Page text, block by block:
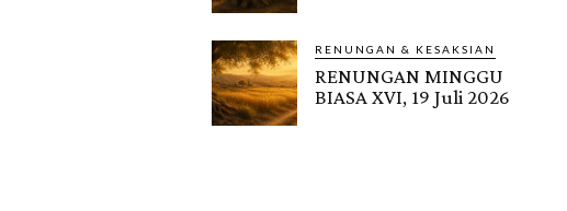
RENUNGAN & KESAKSIAN
RENUNGAN MINGGU
BIASA XVI, 19 Juli 2026